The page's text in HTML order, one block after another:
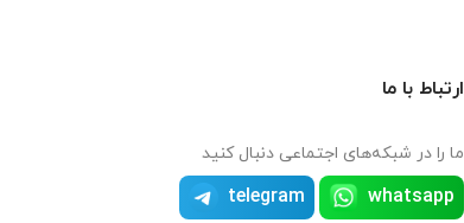
ارتباط با ما
ما را در شبکه‌های اجتماعی دنبال کنید
whatsapp
telegram